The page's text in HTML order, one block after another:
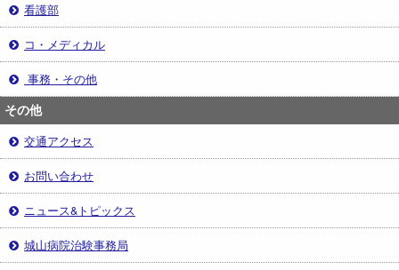
看護部
コ・メディカル
事務・その他
その他
交通アクセス
お問い合わせ
ニュース&トピックス
城山病院治験事務局